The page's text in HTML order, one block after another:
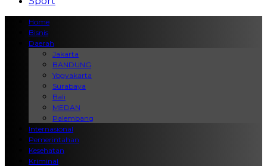
Home
Bisnis
Daerah
Jakarta
BANDUNG
Yogyakarta
Surabaya
Bali
MEDAN
Palembang
Internasional
Pemerintahan
Kesehatan
Kriminal